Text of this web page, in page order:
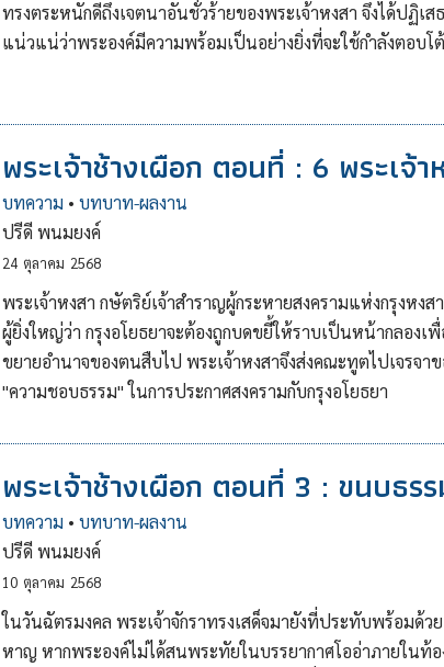
ทรงตระหนักดีถึงเจตนาอันชั่วร้ายของพระเจ้าหงสา จึงได้ปฏิเ
แน่วแน่ว่าพระองค์มีความพร้อมเป็นอย่างยิ่งที่จะใช้กำลังตอบโ
พระเจ้าช้างเผือก ตอนที่ : 6 พระเจ้า
บทความ • บทบาท-ผลงาน
ปรีดี พนมยงค์
24 ตุลาคม 2568
พระเจ้าหงสา กษัตริย์เจ้าสำราญผู้กระหายสงครามแห่งกรุงหง
ผู้ยิ่งใหญ่ว่า กรุงอโยธยาจะต้องถูกบดขยี้ให้ราบเป็นหน้ากลอง
ขยายอำนาจของตนสืบไป พระเจ้าหงสาจึงส่งคณะทูตไปเจรจาข
"ความชอบธรรม" ในการประกาศสงครามกับกรุงอโยธยา
พระเจ้าช้างเผือก ตอนที่ 3 : ขนบธร
บทความ • บทบาท-ผลงาน
ปรีดี พนมยงค์
10 ตุลาคม 2568
ในวันฉัตรมงคล พระเจ้าจักราทรงเสด็จมายังที่ประทับพร้อมด้
หาญ หากพระองค์ไม่ได้สนพระทัยในบรรยากาศโออ่าภายในท้อ